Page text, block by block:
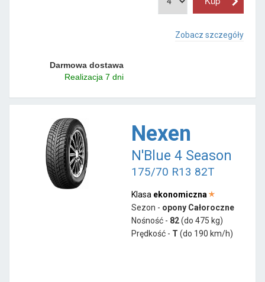
Zobacz szczegóły
Darmowa dostawa
Realizacja 7 dni
Nexen
N'Blue 4 Season
175/70 R13 82T
Klasa ekonomiczna
Sezon - opony Całoroczne
Nośność - 82(do 475 kg)
Prędkość - T (do 190 km/h)